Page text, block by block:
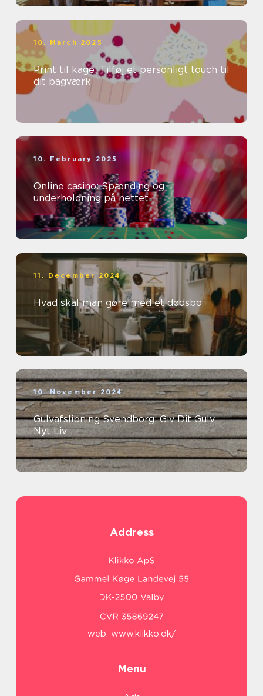
10. March 2025
Print til kage: Tilføj et personligt touch til
dit bagværk
10. February 2025
Online casino: Spænding og
underholdning på nettet
11. December 2024
Hvad skal man gøre med et dødsbo
10. November 2024
Gulvafslibning Svendborg: Giv Dit Gulv
Nyt Liv
Address
web: www.klikko.dk/
Menu